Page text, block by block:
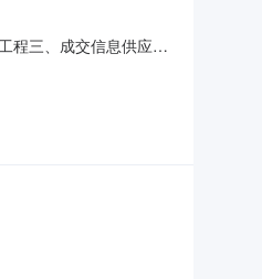
程三、成交信息供应商
审专家名单：程亚、